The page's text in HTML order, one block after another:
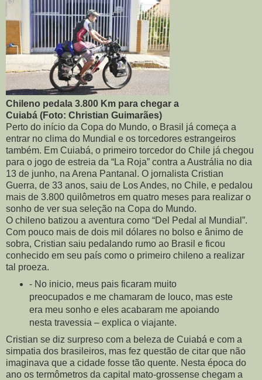
Chileno pedala 3.800 Km para chegar a
Cuiabá (Foto: Christian Guimarães)
Perto do início da Copa do Mundo, o Brasil já começa a
entrar no clima do Mundial e os torcedores estrangeiros
também. Em Cuiabá, o primeiro torcedor do Chile já chegou
para o jogo de estreia da “La Roja” contra a Austrália no dia
13 de junho, na Arena Pantanal. O jornalista Cristian
Guerra, de 33 anos, saiu de Los Andes, no Chile, e pedalou
mais de 3.800 quilômetros em quatro meses para realizar o
sonho de ver sua seleção na Copa do Mundo.
O chileno batizou a aventura como “Del Pedal al Mundial”.
Com pouco mais de dois mil dólares no bolso e ânimo de
sobra, Cristian saiu pedalando rumo ao Brasil e ficou
conhecido em seu país como o primeiro chileno a realizar
tal proeza.
- No inicio, meus pais ficaram muito
preocupados e me chamaram de louco, mas este
era meu sonho e eles acabaram me apoiando
nesta travessia – explica o viajante.
Cristian se diz surpreso com a beleza de Cuiabá e com a
simpatia dos brasileiros, mas fez questão de citar que não
imaginava que a cidade fosse tão quente. Nesta época do
ano os termômetros da capital mato-grossense chegam a